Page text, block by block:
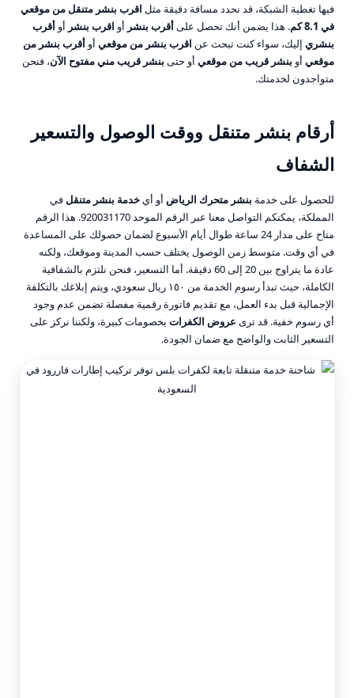
فيها تغطية الشبكة، قد نحدد مسافة دقيقة مثل اقرب بنشر متنقل من موقعي
في 8.1 كم
. هذا يضمن أنك تحصل علىأقرب بنشر أو اقرب بنشر أوأقرب
بنشري إليك، سواء كنت تبحث عن اقرب بنشر من موقعي أوأقرب بنشر من
موقعي أو بنشر قريب من موقعي أو حتى بنشر قريب مني مفتوح الآن، فنحن
متواجدون لخدمتك.
أرقام بنشر متنقل ووقت الوصول والتسعير
الشفاف
للحصول على خدمة بنشر متحرك الرياض أو أيخدمة بنشر متنقل في
المملكة، يمكنكم التواصل معنا عبر الرقم الموحد 920031170. هذا الرقم
متاح على مدار 24 ساعة طوال أيام الأسبوع لضمان حصولك على المساعدة
في أي وقت. متوسط زمن الوصول يختلف حسب المدينة وموقعك، ولكنه
عادة ما يتراوح بين 20 إلى 60 دقيقة. أما التسعير، فنحن نلتزم بالشفافية
الكاملة، حيث تبدأ رسوم الخدمة من ١٥٠ ريال سعودي، ويتم إبلاغك بالتكلفة
الإجمالية قبل بدء العمل، مع تقديم فاتورة رقمية مفصلة تضمن عدم وجود
أي رسوم خفية. قد ترى عروض الكفرات بخصومات كبيرة، ولكننا نركز على
التسعير الثابت والواضح مع ضمان الجودة.